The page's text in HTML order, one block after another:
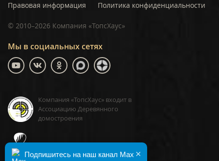
Мы в социальных сетях
Компания «ТопсХаус» входит в
Ассоциацию Деревянного
домостроения
Правовая информация Политика конфиденциальности
© 2010–2026 Компания «ТопсХаус»
×
Подпишитесь на наш канал Max